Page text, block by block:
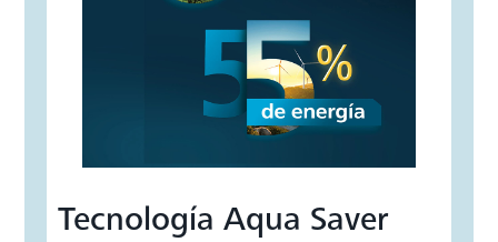
Nos preocupamos por la seguridad de
tu familia. Ahora con la tapa soft close
evitarás accidentes, gracias a su cierre